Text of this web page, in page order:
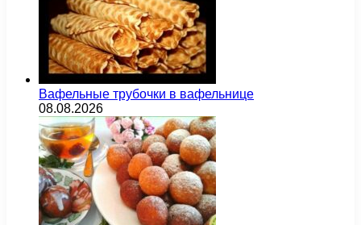
Вафельные трубочки в вафельнице
08.08.2026